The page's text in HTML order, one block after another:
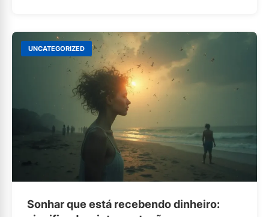
UNCATEGORIZED
Sonhar que está recebendo dinheiro: